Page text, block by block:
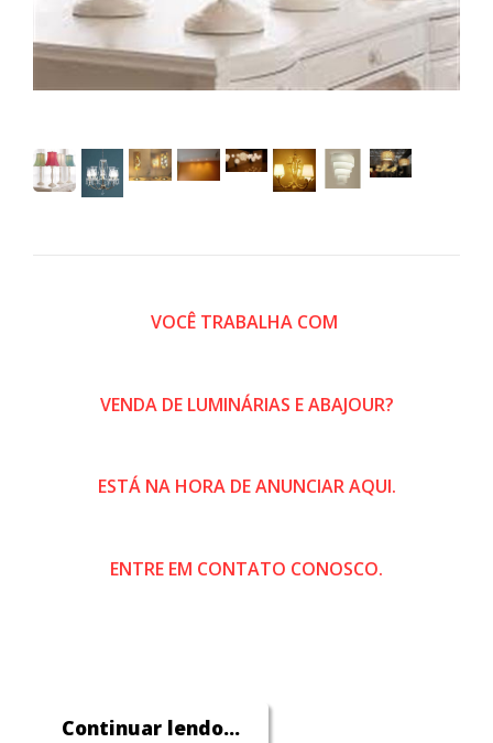
VOCÊ TRABALHA COM
VENDA DE LUMINÁRIAS E ABAJOUR?
ESTÁ NA HORA DE ANUNCIAR AQUI.
ENTRE EM CONTATO CONOSCO.
Continuar lendo...